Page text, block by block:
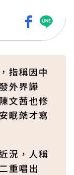
指稱因中
外界譁
文茜也修
眠藥才寫
況，人稱
重唱出